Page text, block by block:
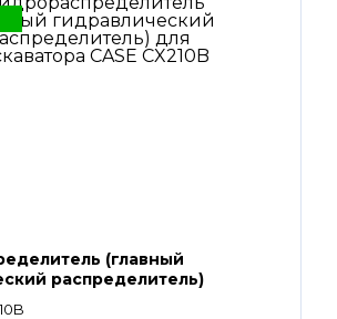
(главный
распределитель)